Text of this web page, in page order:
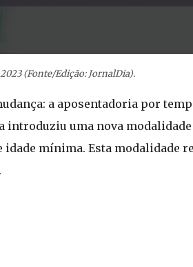
(Fonte/Edição: JornalDia).
a aposentadoria por
introduziu uma nova
mínima. Esta modalidade